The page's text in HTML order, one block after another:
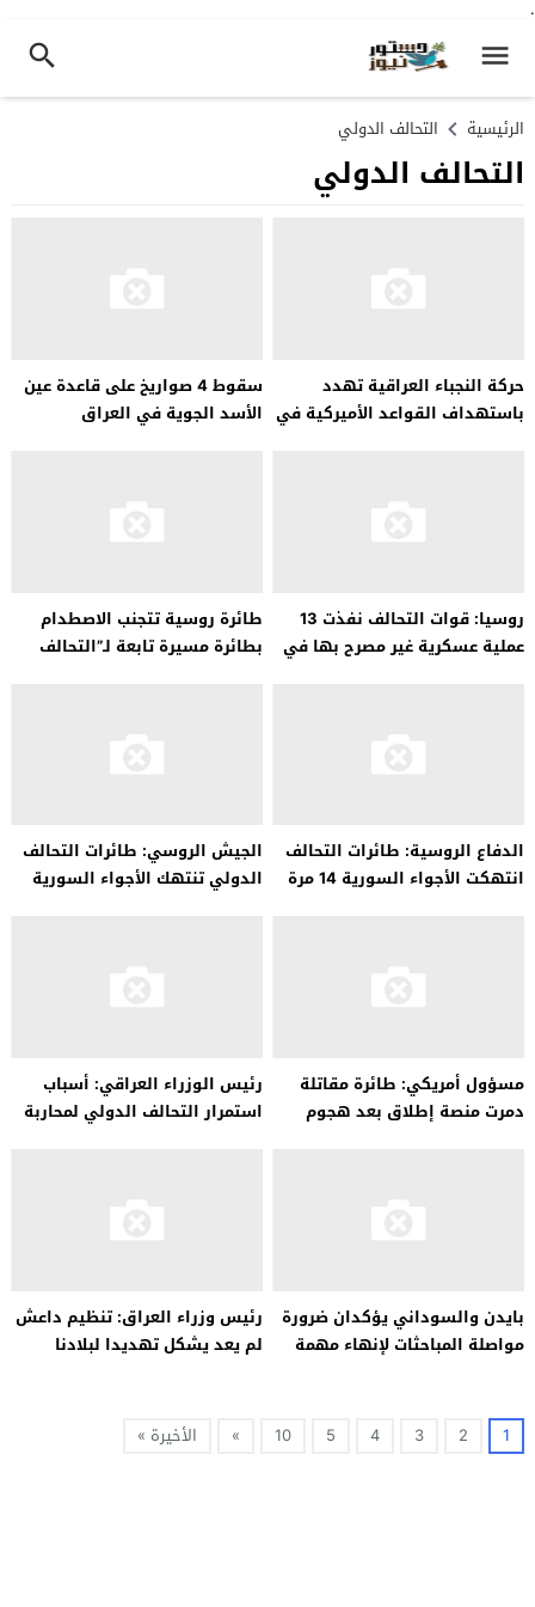
.
الرئيسية التحالف الدولي
التحالف الدولي
حركة النجباء العراقية تهدد
باستهداف القواعد الأميركية في
سقوط 4 صواريخ على قاعدة عين
الأسد الجوية في العراق
روسيا: قوات التحالف نفذت 13
عملية عسكرية غير مصرح بها في
طائرة روسية تتجنب الاصطدام
بطائرة مسيرة تابعة لـ”التحالف
الدفاع الروسية: طائرات التحالف
انتهكت الأجواء السورية 14 مرة
الجيش الروسي: طائرات التحالف
الدولي تنتهك الأجواء السورية
مسؤول أمريكي: طائرة مقاتلة
دمرت منصة إطلاق بعد هجوم
رئيس الوزراء العراقي: أسباب
استمرار التحالف الدولي لمحاربة
بايدن والسوداني يؤكدان ضرورة
مواصلة المباحثات لإنهاء مهمة
رئيس وزراء العراق: تنظيم داعش
لم يعد يشكل تهديدا لبلادنا
1
2
3
4
5
10
» الأخيرة »